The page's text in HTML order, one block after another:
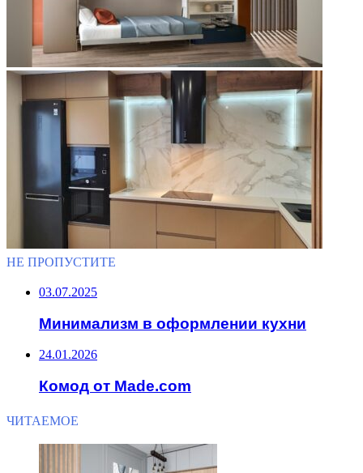
НЕ ПРОПУСТИТЕ
03.07.2025
Минимализм в оформлении кухни
24.01.2026
Комод от Made.com
ЧИТАЕМОЕ